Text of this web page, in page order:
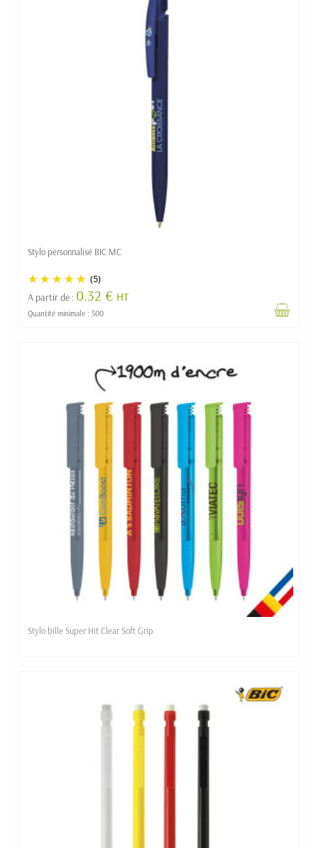
Stylo personnalisé BIC MC
(5)
A partir de : 0.32 € HT
Quantité minimale : 500
Stylo bille Super Hit Clear Soft Grip